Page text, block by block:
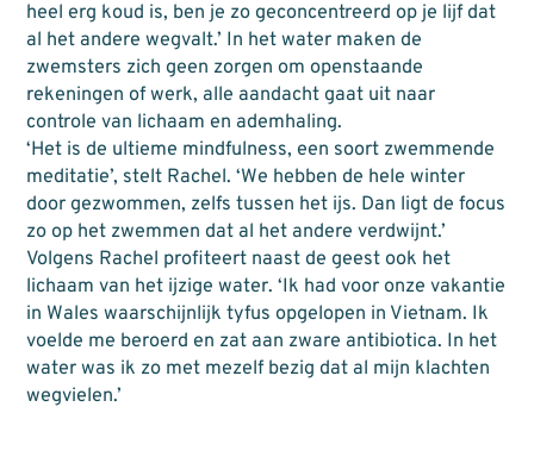
heel erg koud is, ben je zo geconcentreerd op je lijf dat
al het andere wegvalt.’ In het water maken de
zwemsters zich geen zorgen om openstaande
rekeningen of werk, alle aandacht gaat uit naar
controle van lichaam en ademhaling.
‘Het is de ultieme mindfulness, een soort zwemmende
meditatie’, stelt Rachel. ‘We hebben de hele winter
door gezwommen, zelfs tussen het ijs. Dan ligt de focus
zo op het zwemmen dat al het andere verdwijnt.’
Volgens Rachel profiteert naast de geest ook het
lichaam van het ijzige water. ‘Ik had voor onze vakantie
in Wales waarschijnlijk tyfus opgelopen in Vietnam. Ik
voelde me beroerd en zat aan zware antibiotica. In het
water was ik zo met mezelf bezig dat al mijn klachten
wegvielen.’